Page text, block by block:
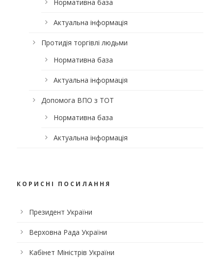
Нормативна база
Актуальна інформація
Протидія торгівлі людьми
Нормативна база
Актуальна інформація
Допомога ВПО з ТОТ
Нормативна база
Актуальна інформація
КОРИСНІ ПОСИЛАННЯ
Президент України
Верховна Рада України
Кабінет Міністрів України